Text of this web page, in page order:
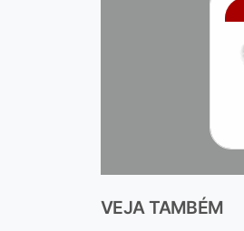
VEJA TAMBÉM